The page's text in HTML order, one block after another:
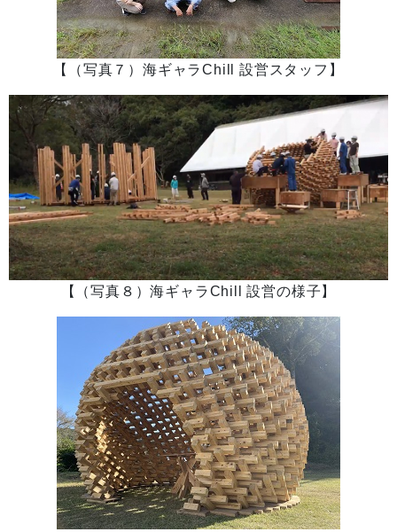
【（写真７）海ギャラChill 設営スタッフ】
【（写真８）海ギャラChill 設営の様子】